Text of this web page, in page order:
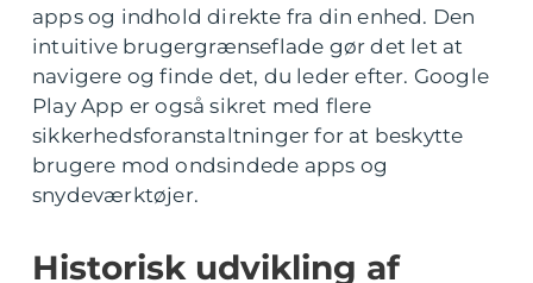
apps og indhold direkte fra din enhed. Den
intuitive brugergrænseflade gør det let at
navigere og finde det, du leder efter. Google
Play App er også sikret med flere
sikkerhedsforanstaltninger for at beskytte
brugere mod ondsindede apps og
snydeværktøjer.
Historisk udvikling af